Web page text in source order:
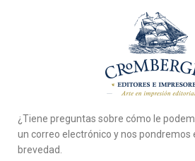
¿Tiene preguntas sobre cómo le
un correo electrónico y nos pondremos
brevedad.